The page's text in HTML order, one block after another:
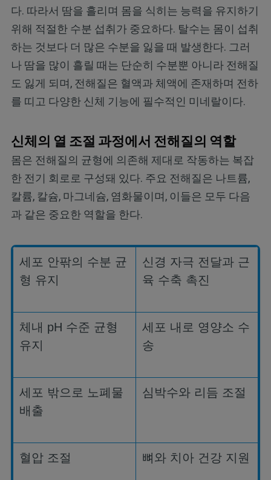
다. 따라서 땀을 흘리며 몸을 식히는 능력을 유지하기
위해 적절한 수분 섭취가 중요하다. 탈수는 몸이 섭취
하는 것보다 더 많은 수분을 잃을 때 발생한다. 그러
나 땀을 많이 흘릴 때는 단순히 수분뿐 아니라 전해질
도 잃게 되며, 전해질은 혈액과 체액에 존재하며 전하
를 띠고 다양한 신체 기능에 필수적인 미네랄이다.
신체의 열 조절 과정에서 전해질의 역할
몸은 전해질의 균형에 의존해 제대로 작동하는 복잡
한 전기 회로로 구성돼 있다. 주요 전해질은 나트륨,
칼륨, 칼슘, 마그네슘, 염화물이며, 이들은 모두 다음
과 같은 중요한 역할을 한다.
세포 안팎의 수분 균
형 유지
신경 자극 전달과 근
육 수축 촉진
체내 pH 수준 균형
유지
세포 내로 영양소 수
송
세포 밖으로 노폐물
배출
심박수와 리듬 조절
혈압 조절 뼈와 치아 건강 지원